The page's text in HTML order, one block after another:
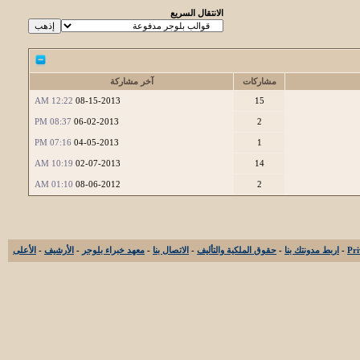
الانتقال السريع
مشاركات
آخر مشاركة
15
08-15-2013
12:22 AM
2
06-02-2013
08:37 PM
1
04-05-2013
07:16 PM
14
02-07-2013
10:19 AM
2
08-06-2012
01:10 AM
- اربط مدونتك بنا - حقوق الملكية والتأليف - الاتصال بنا - معهد خبراء بلوجر - الأرشيف - الأعلى